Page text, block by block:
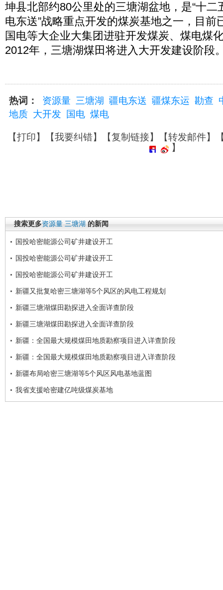
坤县北部约80公里处的三塘湖盆地，是“十二
电东送”战略重点开发的煤炭基地之一，目前
国电等大企业大集团进驻开发煤炭、煤电煤
2012年，三塘湖煤田将进入大开发建设阶段
热词： 资源量 三塘湖 疆电东送 疆煤东运 勘查
地质 大开发 国电 煤电
【打印】【我要纠错】【复制链接】【转发邮件】
】
搜索更多资源量 三塘湖 的新闻
国投哈密能源公司矿井建设开工
国投哈密能源公司矿井建设开工
国投哈密能源公司矿井建设开工
新疆又批复哈密三塘湖等5个风区的风电工程规划
新疆三塘湖煤田勘探进入全面详查阶段
新疆三塘湖煤田勘探进入全面详查阶段
新疆：全国最大规模煤田地质勘察项目进入详查阶段
新疆：全国最大规模煤田地质勘察项目进入详查阶段
新疆布局哈密三塘湖等5个风区风电基地蓝图
我省支援哈密建亿吨级煤炭基地